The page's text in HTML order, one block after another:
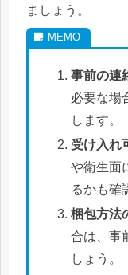
ましょう。
事前の連
必要な場
します。
受け入れ
や衛生面
るかも確
梱包方法
合は、事
しょう。